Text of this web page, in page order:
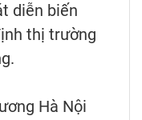
diễn biến
thị trường
Hà Nội